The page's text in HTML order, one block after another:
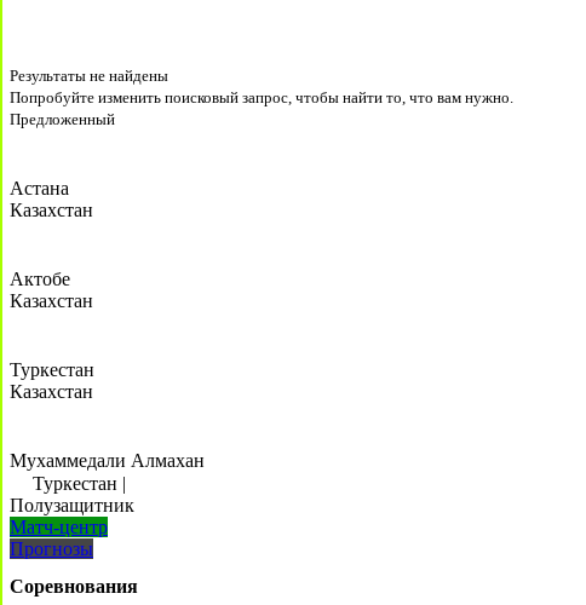
Результаты не найдены
Попробуйте изменить поисковый запрос, чтобы найти то, что вам нужно.
Предложенный
Астана
Казахстан
Актобе
Казахстан
Туркестан
Казахстан
Мухаммедали Алмахан
Туркестан |
Полузащитник
Матч-центр
Прогнозы
Соревнования